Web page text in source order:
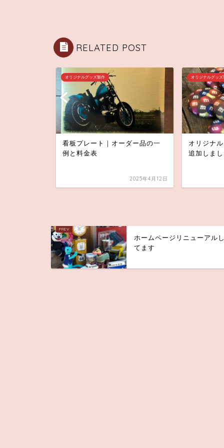
RELATED POST
オリジナルグッズ製作
看板プレート｜オーダー品の一
例と料金表
2025年4月12日
オリジナルグッズ
オリジナ
追加しま
ホームページリニューアル
てます